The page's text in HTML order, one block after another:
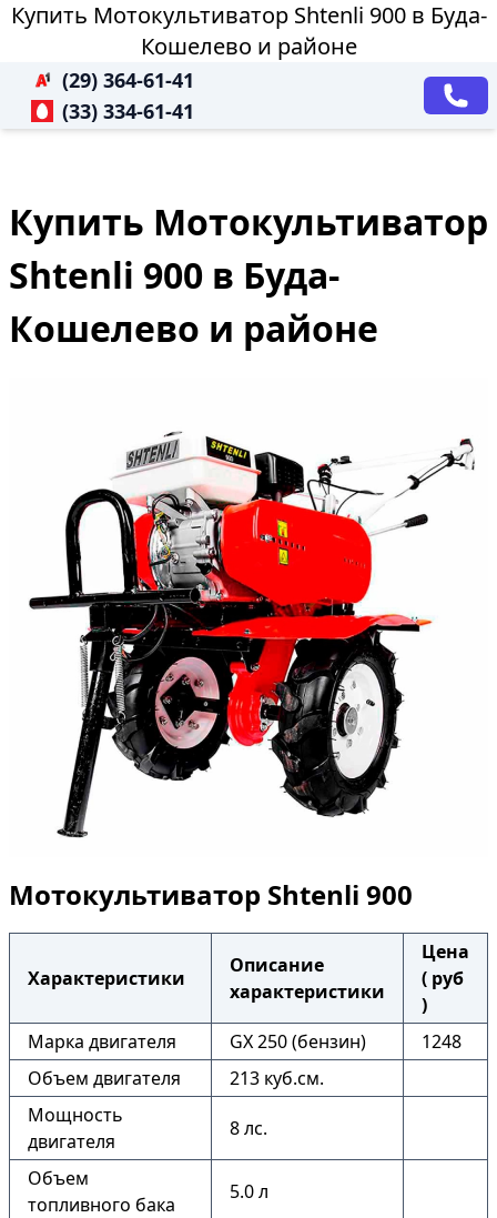
Купить Мотокультиватор Shtenli 900 в Буда-
Кошелево и районе
(29) 364-61-41
(33) 334-61-41
Купить Мотокультиватор
Shtenli 900 в Буда-
Кошелево и районе
Мотокультиватор Shtenli 900
Характеристики
Описание
характеристики
Цена
( руб
)
Марка двигателя
GX 250 (бензин)
1248
Объем двигателя
213 куб.см.
Мощность
двигателя
8 лс.
Объем
топливного бака
5.0 л